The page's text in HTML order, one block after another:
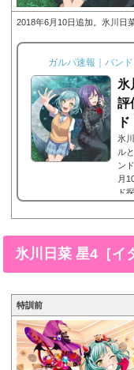
2018年6月10日追加。氷川日
ガルパ速報｜バン
氷
評
氷
ル
ン
月
ド
出
［
拡
か
氷川日菜 星4［イ
特訓前